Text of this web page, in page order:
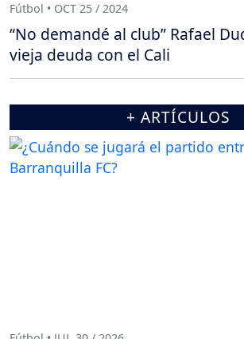
Fútbol • OCT 25 / 2024
“No demandé al club” Rafael
vieja deuda con el Cali
+ ARTÍCULOS